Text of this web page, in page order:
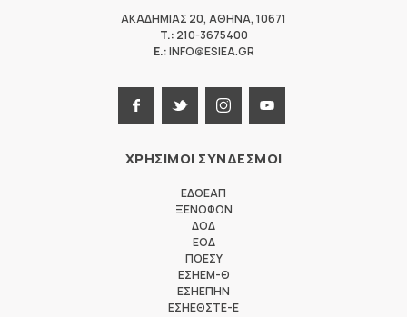
ΑΚΑΔΗΜΙΑΣ 20, ΑΘΗΝΑ, 10671
T.: 210-3675400
E.:INFO@ESIEA.GR
ΧΡΗΣΙΜΟΙ ΣΥΝΔΕΣΜΟΙ
ΕΔΟΕΑΠ
ΞΕΝΟΦΩΝ
ΔΟΔ
ΕΟΔ
ΠΟΕΣΥ
ΕΣΗΕΜ-Θ
ΕΣΗΕΠΗΝ
ΕΣΗΕΘΣΤΕ-Ε